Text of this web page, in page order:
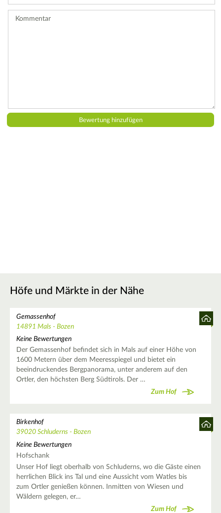
Höfe und Märkte in der Nähe
Gemassenhof
14891 Mals - Bozen
Keine Bewertungen
Der Gemassenhof befindet sich in Mals auf einer Höhe von
1600 Metern über dem Meeresspiegel und bietet ein
beeindruckendes Bergpanorama, unter anderem auf den
Ortler, den höchsten Berg Südtirols. Der …
Zum Hof
Birkenhof
39020 Schluderns - Bozen
Keine Bewertungen
Hofschank
Unser Hof liegt oberhalb von Schluderns, wo die Gäste einen
herrlichen Blick ins Tal und eine Aussicht vom Watles bis
zum Ortler genießen können. Inmitten von Wiesen und
Wäldern gelegen, er…
Zum Hof